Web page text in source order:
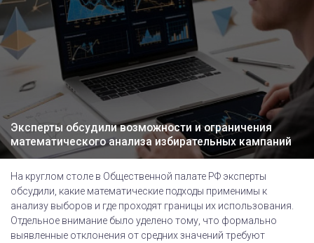
Эксперты обсудили возможности и ограничения
математического анализа избирательных кампаний
На круглом столе в Общественной палате РФ эксперты
обсудили, какие математические подходы применимы к
анализу выборов и где проходят границы их использования.
Отдельное внимание было уделено тому, что формально
выявленные отклонения от средних значений требуют